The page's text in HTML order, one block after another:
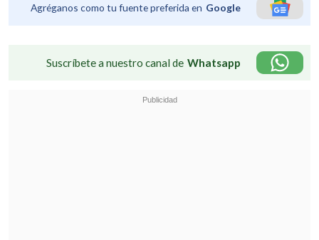
Agréganos como tu fuente preferida en Google
Suscríbete a nuestro canal de Whatsapp